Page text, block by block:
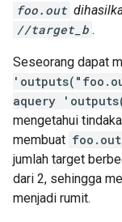
foo.out
//target_b .
Seseorang dapat
aquery
mengetahui
membuat foo.out
jumlah target
dari 2, sehingga
menjadi rumit.